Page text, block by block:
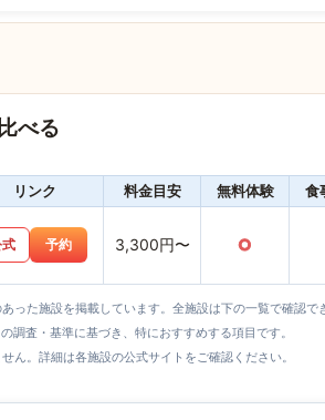
べる
リンク 料金目安 無料体験 食
予約 3,300円〜 ○
った施設を掲載しています。全施設は下の一覧で確認で
調査・基準に基づき、特におすすめする項目です。
ん。詳細は各施設の公式サイトをご確認ください。